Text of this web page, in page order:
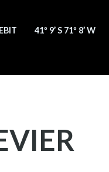
41º 9’ S 71º 8’ W